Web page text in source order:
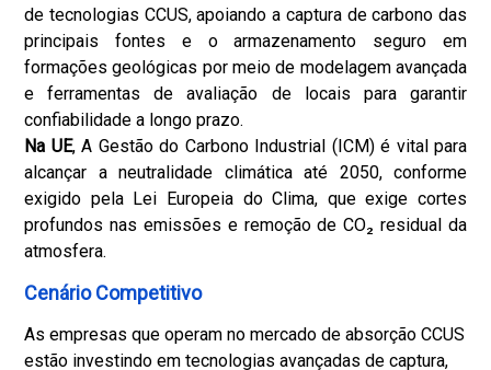
de tecnologias CCUS, apoiando a captura de carbono das
principais fontes e o armazenamento seguro em
formações geológicas por meio de modelagem avançada
e ferramentas de avaliação de locais para garantir
confiabilidade a longo prazo.
Na UE, A Gestão do Carbono Industrial (ICM) é vital para
alcançar a neutralidade climática até 2050, conforme
exigido pela Lei Europeia do Clima, que exige cortes
profundos nas emissões e remoção de CO₂ residual da
atmosfera.
Cenário Competitivo
As empresas que operam no mercado de absorção CCUS
estão investindo em tecnologias avançadas de captura,